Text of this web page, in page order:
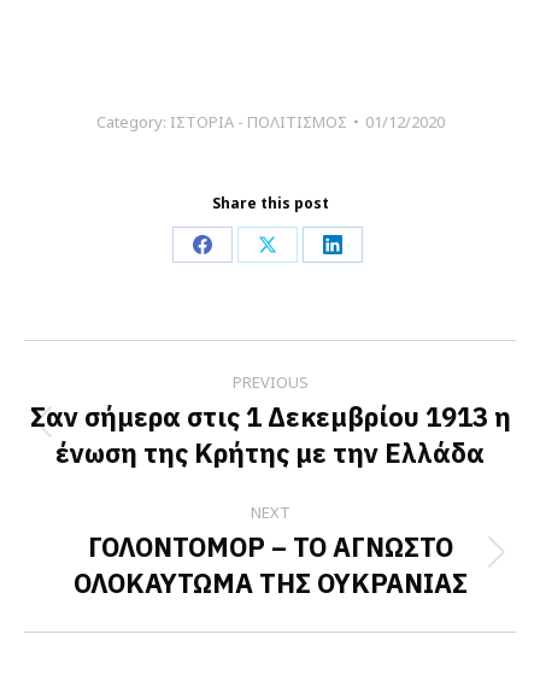
Category: ΙΣΤΟΡΙΑ - ΠΟΛΙΤΙΣΜΟΣ 01/12/2020
Share this post
Share
Facebook
Share
X
Share
LinkedIn
navigation
PREVIOUS
Previous
post:
Σαν σήμερα στις 1 Δεκεμβρίου 1913 η
ένωση της Κρήτης με την Ελλάδα
NEXT
Next
post:
ΓΟΛΟΝΤΟΜΟΡ – ΤΟ ΑΓΝΩΣΤΟ
ΟΛΟΚΑΥΤΩΜΑ ΤΗΣ ΟΥΚΡΑΝΙΑΣ